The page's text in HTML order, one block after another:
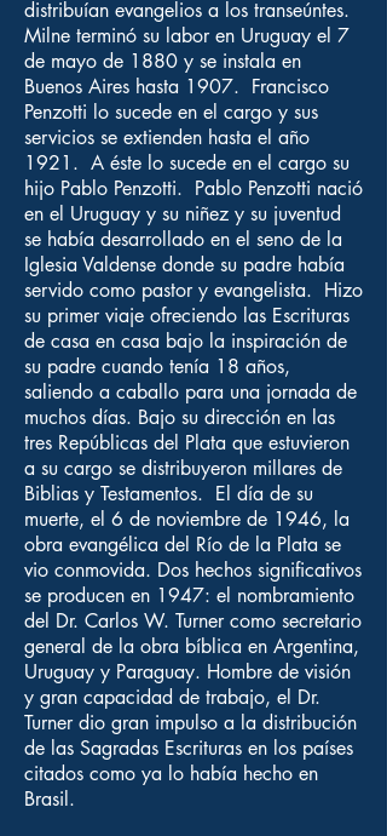
distribuían evangelios a los transeúntes.
Milne terminó su labor en Uruguay el 7
de mayo de 1880 y se instala en
Buenos Aires hasta 1907. Francisco
Penzotti lo sucede en el cargo y sus
servicios se extienden hasta el año
1921. A éste lo sucede en el cargo su
hijo Pablo Penzotti. Pablo Penzotti nació
en el Uruguay y su niñez y su juventud
se había desarrollado en el seno de la
Iglesia Valdense donde su padre había
servido como pastor y evangelista. Hizo
su primer viaje ofreciendo las Escrituras
de casa en casa bajo la inspiración de
su padre cuando tenía 18 años,
saliendo a caballo para una jornada de
muchos días. Bajo su dirección en las
tres Repúblicas del Plata que estuvieron
a su cargo se distribuyeron millares de
Biblias y Testamentos. El día de su
muerte, el 6 de noviembre de 1946, la
obra evangélica del Río de la Plata se
vio conmovida. Dos hechos significativos
se producen en 1947: el nombramiento
del Dr. Carlos W. Turner como secretario
general de la obra bíblica en Argentina,
Uruguay y Paraguay. Hombre de visión
y gran capacidad de trabajo, el Dr.
Turner dio gran impulso a la distribución
de las Sagradas Escrituras en los países
citados como ya lo había hecho en
Brasil.